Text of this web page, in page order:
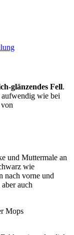
glänzendes Fell.
aufwendig wie bei
und Muttermale an
wie
nach vorne und
auch
Mops